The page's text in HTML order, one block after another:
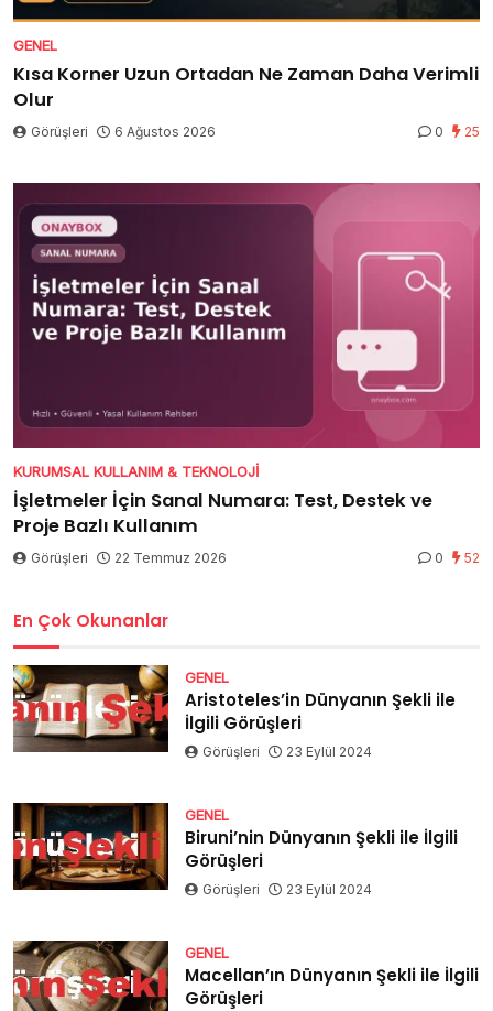
GENEL
Kısa Korner Uzun Ortadan Ne Zaman Daha Verimli
Olur
Görüşleri 6 Ağustos 2026 0 25
KURUMSAL KULLANIM & TEKNOLOJI
İşletmeler İçin Sanal Numara: Test, Destek ve
Proje Bazlı Kullanım
Görüşleri 22 Temmuz 2026 0 52
En Çok Okunanlar
GENEL
Aristoteles’in Dünyanın Şekli ile
İlgili Görüşleri
Görüşleri 23 Eylül 2024
GENEL
Biruni’nin Dünyanın Şekli ile İlgili
Görüşleri
Görüşleri 23 Eylül 2024
GENEL
Macellan’ın Dünyanın Şekli ile İlgili
Görüşleri